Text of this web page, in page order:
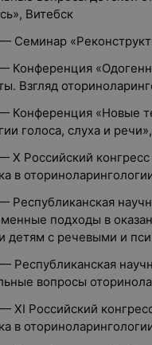
Витебск
— Семинар
— Конференция
Взгляд
— Конференция «Новые
голоса, слуха и
Х Российский
в
Республиканская
подходы в
детям с речевыми и
— Республиканская
вопросы
ХI Российский
в